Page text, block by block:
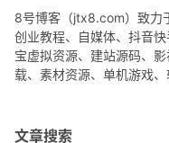
8号博客（jtx8.com）致力
创业教程、自媒体、抖音
宝虚拟资源、建站源码、
载、素材资源、单机游戏、
文章搜索